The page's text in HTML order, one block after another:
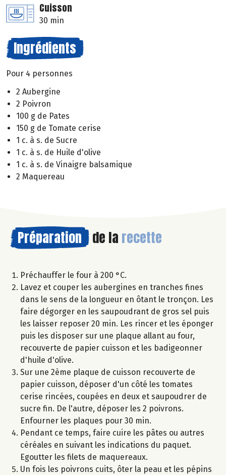
Cuisson
30 min
Ingrédients
Pour 4 personnes
2 Aubergine
2 Poivron
100 g de Pates
150 g de Tomate cerise
1 c. à s. de Sucre
1 c. à s. de Huile d'olive
1 c. à s. de Vinaigre balsamique
2 Maquereau
Préparation de la recette
Préchauffer le four à 200 °C.
Lavez et couper les aubergines en tranches fines
dans le sens de la longueur en ôtant le tronçon. Les
faire dégorger en les saupoudrant de gros sel puis
les laisser reposer 20 min. Les rincer et les éponger
puis les disposer sur une plaque allant au four,
recouverte de papier cuisson et les badigeonner
d'huile d'olive.
Sur une 2ème plaque de cuisson recouverte de
papier cuisson, déposer d'un côté les tomates
cerise rincées, coupées en deux et saupoudrer de
sucre fin. De l'autre, déposer les 2 poivrons.
Enfourner les plaques pour 30 min.
Pendant ce temps, faire cuire les pâtes ou autres
céréales en suivant les indications du paquet.
Egoutter les filets de maquereaux.
Un fois les poivrons cuits, ôter la peau et les pépins